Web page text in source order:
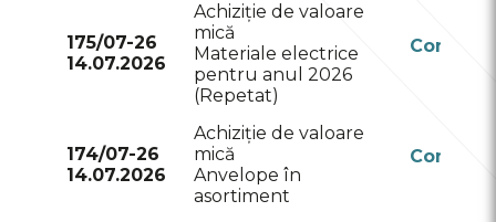
175/07-26
14.07.2026
Achiziție de valoare
mică
Materiale electrice
pentru anul 2026
(Repetat)
Conform
174/07-26
14.07.2026
Achiziție de valoare
mică
Anvelope în
asortiment
Conform